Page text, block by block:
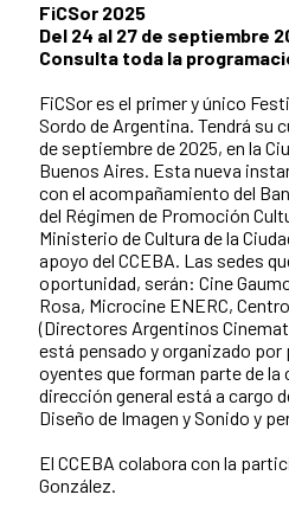
FiCSor 2025
Del 24 al 27 de septiembre
Consulta toda la
FiCSor es el primer y único
Sordo de Argentina. Tendrá su
de septiembre de 2025, en la
Buenos Aires. Esta nueva
con el acompañamiento del
del Régimen de Promoción
Ministerio de Cultura de la
apoyo del CCEBA. Las sedes
oportunidad, serán: Cine
Rosa, Microcine ENERC,
(Directores Argentinos
está pensado y organizado por
oyentes que forman parte de la
dirección general está a cargo
Diseño de Imagen y Sonido y
El CCEBA colabora con la
González.